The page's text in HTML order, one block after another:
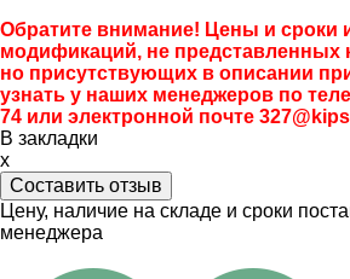
Обратите внимание! Цены и сроки
модификаций, не представленных к
но присутствующих в описании
узнать у наших менеджеров по
74 или электронной почте
В закладки
x
Составить отзыв
Цену, наличие на складе и сроки
менеджера